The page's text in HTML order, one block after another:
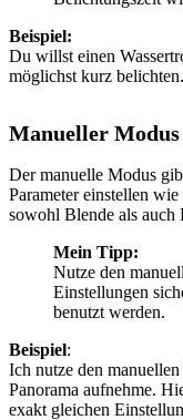
Beispiel:
Du willst einen
möglichst kurz belichten.
Manueller
Der manuelle Modus
Parameter einstellen
sowohl Blende als auch
Mein Tipp:
Nutze den
Einstellungen
benutzt werden.
Beispiel:
Ich nutze den
Panorama aufnehme.
exakt gleichen